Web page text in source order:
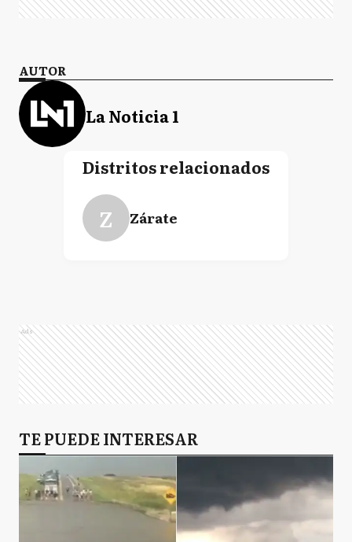
AUTOR
La Noticia 1
Distritos relacionados
Z Zárate
Ads
TE PUEDE INTERESAR